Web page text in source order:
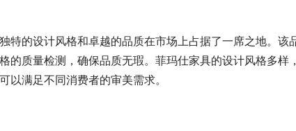
特的设计风格和卓越的品质在市场上占据了一席之地。该
的质量检测，确保品质无瑕。菲玛仕家具的设计风格多样
以满足不同消费者的审美需求。